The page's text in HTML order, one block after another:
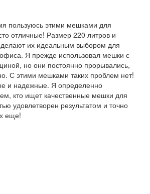
пользуюсь этими мешками для
отличные! Размер 220 литров и
их идеальным выбором для
Я прежде использовал мешки с
но они постоянно прорывались,
С этими мешками таких проблем нет!
и надежные. Я определенно
кто ищет качественные мешки для
удовлетворен результатом и точно
еще!